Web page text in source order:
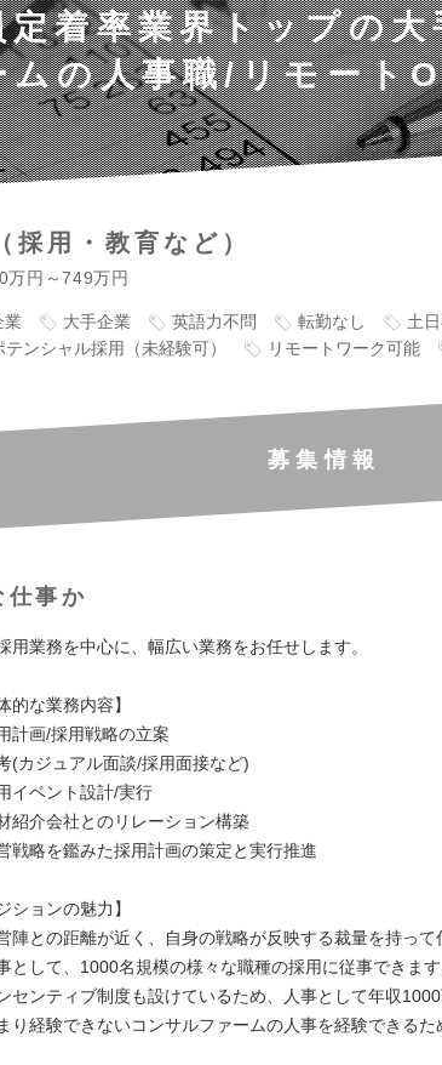
定着率業界トップの
ムの人事職/リモート
採用・教育など）
万円～749万円
業 大手企業 英語力不問 転勤なし 土
テンシャル採用（未経験可） リモートワーク可能
募集情報
仕事か
用業務を中心に、幅広い業務をお任せします。
的な業務内容】
計画/採用戦略の立案
(カジュアル面談/採用面接など)
イベント設計/実行
紹介会社とのリレーション構築
戦略を鑑みた採用計画の策定と実行推進
ションの魅力】
陣との距離が近く、自身の戦略が反映する裁量を持って
として、1000名規模の様々な職種の採用に従事できます
センティブ制度も設けているため、人事として年収
り経験できないコンサルファームの人事を経験できる